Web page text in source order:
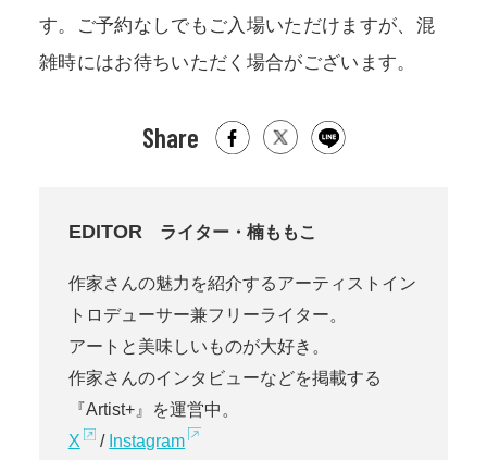
す。ご予約なしでもご入場いただけますが、混
雑時にはお待ちいただく場合がございます。
Share
EDITOR ライター・楠ももこ
作家さんの魅力を紹介するアーティストイン
トロデューサー兼フリーライター。
アートと美味しいものが大好き。
作家さんのインタビューなどを掲載する
『Artist+』を運営中。
X
/ Instagram